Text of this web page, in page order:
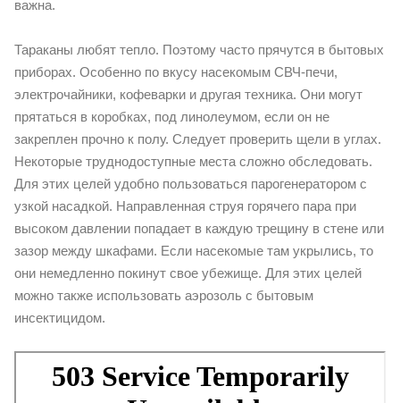
важна.
Тараканы любят тепло. Поэтому часто прячутся в бытовых
приборах. Особенно по вкусу насекомым СВЧ-печи,
электрочайники, кофеварки и другая техника. Они могут
прятаться в коробках, под линолеумом, если он не
закреплен прочно к полу. Следует проверить щели в углах.
Некоторые труднодоступные места сложно обследовать.
Для этих целей удобно пользоваться парогенератором с
узкой насадкой. Направленная струя горячего пара при
высоком давлении попадает в каждую трещину в стене или
зазор между шкафами. Если насекомые там укрылись, то
они немедленно покинут свое убежище. Для этих целей
можно также использовать аэрозоль с бытовым
инсектицидом.